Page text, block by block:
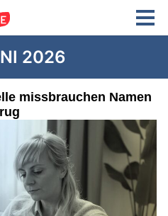
2026
missbrauchen Namen